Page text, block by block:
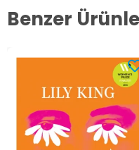
Benzer